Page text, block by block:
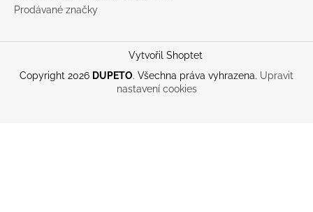
Prodávané značky
Vytvořil Shoptet
Copyright 2026 DUPETO. Všechna práva vyhrazena. Upravit
nastavení cookies